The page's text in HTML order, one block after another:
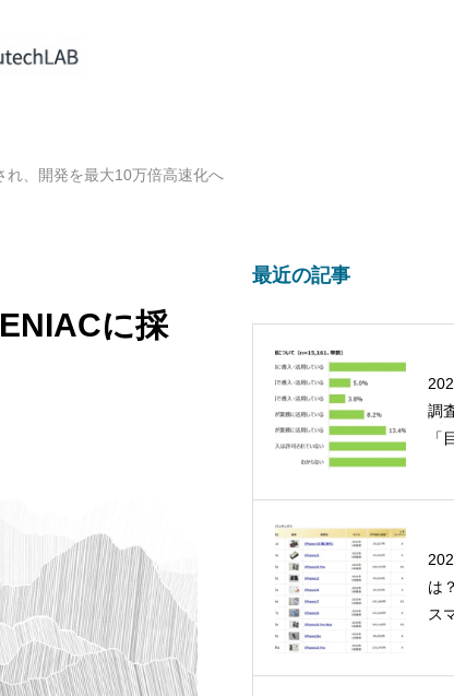
れ、開発を最大10万倍高速化へ
に採
最近の記事
調
「
は
ス